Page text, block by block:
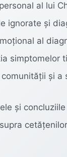
al lui
ignorate și
al
simptomelor
comunității și a
și